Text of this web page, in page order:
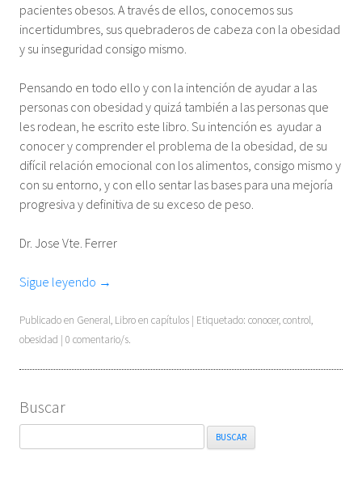
pacientes obesos. A través de ellos, conocemos sus
incertidumbres, sus quebraderos de cabeza con la obesidad
y su inseguridad consigo mismo.
Pensando en todo ello y con la intención de ayudar a las
personas con obesidad y quizá también a las personas que
les rodean, he escrito este libro. Su intención es ayudar a
conocer y comprender el problema de la obesidad, de su
difícil relación emocional con los alimentos, consigo mismo y
con su entorno, y con ello sentar las bases para una mejoría
progresiva y definitiva de su exceso de peso.
Dr. Jose Vte. Ferrer
Sigue leyendo →
Publicado en General, Libro en capítulos | Etiquetado: conocer,control,
obesidad | 0 comentario/s.
Buscar